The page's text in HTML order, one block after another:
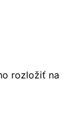
rozložiť na